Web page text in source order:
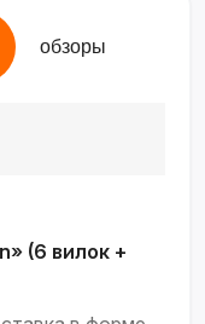
обзоры
(6 вилок +